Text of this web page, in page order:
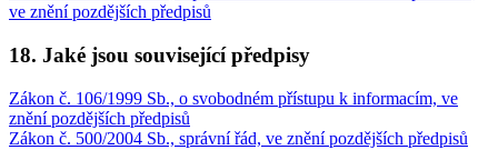
ve znění pozdějších předpisů
18. Jaké jsou související předpisy
Zákon č. 106/1999 Sb., o svobodném přístupu k informacím, ve
znění pozdějších předpisů
Zákon č. 500/2004 Sb., správní řád, ve znění pozdějších předpisů